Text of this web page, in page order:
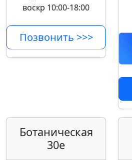
воскр 10:00-18:00
Позвонить >>>
Ботаническая
30е